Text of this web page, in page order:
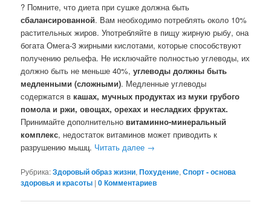
? Помните, что диета при сушке должна быть
сбалансированной. Вам необходимо потреблять около 10%
растительных жиров. Употребляйте в пищу жирную рыбу, она
богата Омега-3 жирными кислотами, которые способствуют
получению рельефа. Не исключайте полностью углеводы, их
должно быть не меньше 40%,углеводы должны быть
медленными (сложными). Медленные углеводы
содержатся в кашах, мучных продуктах из муки грубого
помола и ржи, овощах, орехах и несладких фруктах.
Принимайте дополнительно витаминно-минеральный
комплекс, недостаток витаминов может приводить к
разрушению мышц. Читать далее →
Рубрика:Здоровый образ жизни,Похудение,Спорт - основа
здоровья и красоты |0 Комментариев